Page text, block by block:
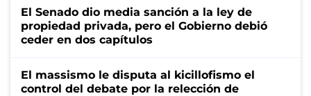
El Senado dio media sanción a la ley de
propiedad privada, pero el Gobierno debió
ceder en dos capítulos
El massismo le disputa al kicillofismo el
control del debate por la relección de